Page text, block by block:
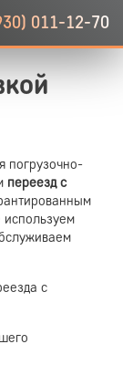
011-12-70
погрузочно-
переезд с
используем
с